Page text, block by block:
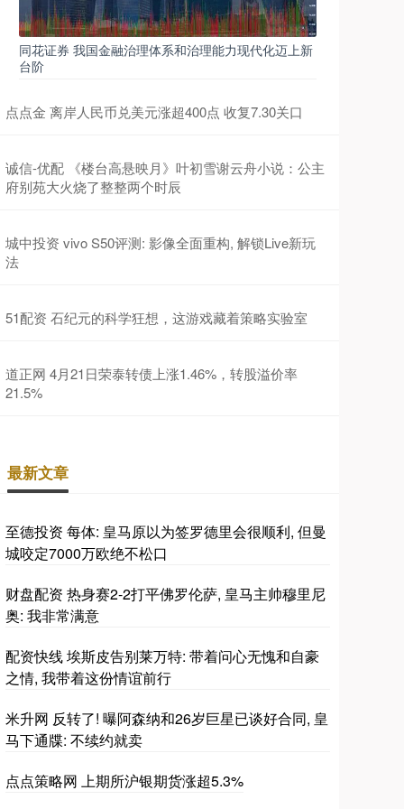
同花证券 我国金融治理体系和治理能力现代化迈上新
台阶
点点金 离岸人民币兑美元涨超400点 收复7.30关口
诚信-优配 《楼台高悬映月》叶初雪谢云舟小说：公主
府别苑大火烧了整整两个时辰
城中投资 vivo S50评测: 影像全面重构, 解锁Live新玩
法
51配资 石纪元的科学狂想，这游戏藏着策略实验室
道正网 4月21日荣泰转债上涨1.46%，转股溢价率
21.5%
最新文章
至德投资 每体: 皇马原以为签罗德里会很顺利, 但曼
城咬定7000万欧绝不松口
财盘配资 热身赛2-2打平佛罗伦萨, 皇马主帅穆里尼
奥: 我非常满意
配资快线 埃斯皮告别莱万特: 带着问心无愧和自豪
之情, 我带着这份情谊前行
米升网 反转了! 曝阿森纳和26岁巨星已谈好合同, 皇
马下通牒: 不续约就卖
点点策略网 上期所沪银期货涨超5.3%